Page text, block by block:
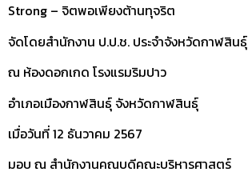
Strong – จิตพอเพียงต้านทุจริต
จัดโดยสำนักงาน ป.ป.ช. ประจำจังหวัดกาฬสินธุ์
ณ ห้องดอกเกด โรงแรมริมปาว
อำเภอเมืองกาฬสินธุ์ จังหวัดกาฬสินธุ์
เมื่อวันที่ 12 ธันวาคม 2567
มอบ ณ สำนักงานคณบดีคณะบริหารศาสตร์